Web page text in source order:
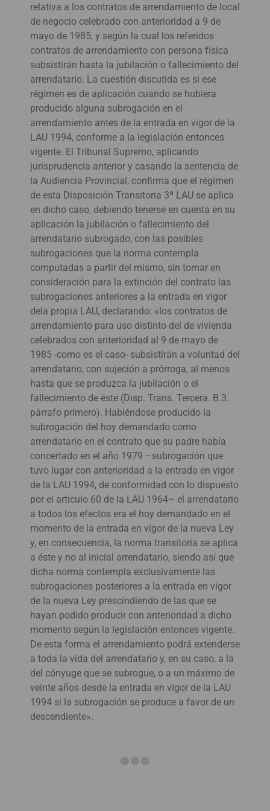
relativa a los contratos de arrendamiento de local
de negocio celebrado con anterioridad a 9 de
mayo de 1985, y según la cual los referidos
contratos de arrendamiento con persona física
subsistirán hasta la jubilación o fallecimiento del
arrendatario. La cuestión discutida es si ese
régimen es de aplicación cuando se hubiera
producido alguna subrogación en el
arrendamiento antes de la entrada en vigor de la
LAU 1994, conforme a la legislación entonces
vigente. El Tribunal Supremo, aplicando
jurisprudencia anterior y casando la sentencia de
la Audiencia Provincial, confirma que el régimen
de esta Disposición Transitoria 3ª LAU se aplica
en dicho caso, debiendo tenerse en cuenta en su
aplicación la jubilación o fallecimiento del
arrendatario subrogado, con las posibles
subrogaciones que la norma contempla
computadas a partir del mismo, sin tomar en
consideración para la extinción del contrato las
subrogaciones anteriores a la entrada en vigor
dela propia LAU, declarando: «los contratos de
arrendamiento para uso distinto del de vivienda
celebrados con anterioridad al 9 de mayo de
1985 -como es el caso- subsistirán a voluntad del
arrendatario, con sujeción a prórroga, al menos
hasta que se produzca la jubilación o el
fallecimiento de éste (Disp. Trans. Tercera. B.3.
párrafo primero). Habiéndose producido la
subrogación del hoy demandado como
arrendatario en el contrato que su padre había
concertado en el año 1979 –subrogación que
tuvo lugar con anterioridad a la entrada en vigor
de la LAU 1994, de conformidad con lo dispuesto
por el artículo 60 de la LAU 1964– el arrendatario
a todos los efectos era el hoy demandado en el
momento de la entrada en vigor de la nueva Ley
y, en consecuencia, la norma transitoria se aplica
a éste y no al inicial arrendatario, siendo así que
dicha norma contempla exclusivamente las
subrogaciones posteriores a la entrada en vigor
de la nueva Ley prescindiendo de las que se
hayan podido producir con anterioridad a dicho
momento según la legislación entonces vigente.
De esta forma el arrendamiento podrá extenderse
a toda la vida del arrendatario y, en su caso, a la
del cónyuge que se subrogue, o a un máximo de
veinte años desde la entrada en vigor de la LAU
1994 si la subrogación se produce a favor de un
descendiente».